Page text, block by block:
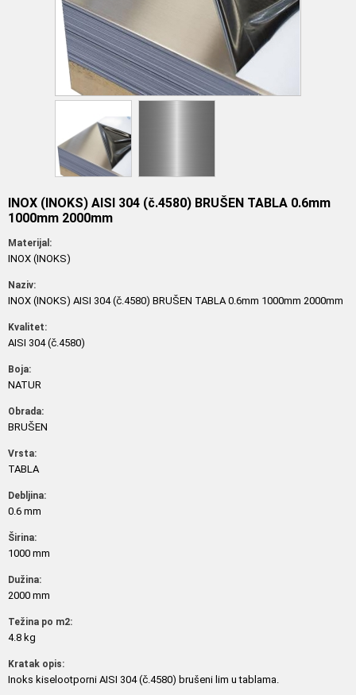
INOX (INOKS) AISI 304 (č.4580) BRUŠEN TABLA 0.6mm
1000mm 2000mm
Materijal:
INOX (INOKS)
Naziv:
INOX (INOKS) AISI 304 (č.4580) BRUŠEN TABLA 0.6mm 1000mm 2000mm
Kvalitet:
AISI 304 (č.4580)
Boja:
NATUR
Obrada:
BRUŠEN
Vrsta:
TABLA
Debljina:
0.6 mm
Širina:
1000 mm
Dužina:
2000 mm
Težina po m2:
4.8 kg
Kratak opis:
Inoks kiselootporni AISI 304 (č.4580) brušeni lim u tablama.